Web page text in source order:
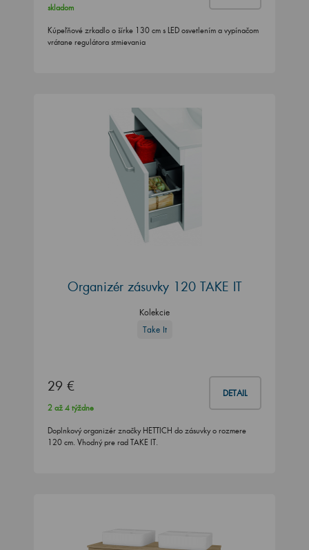
skladom
Kúpeľňové zrkadlo o šírke 130 cm s LED osvetlením a vypínačom
vrátane regulátora stmievania
Organizér zásuvky 120 TAKE IT
Kolekcie
Take It
29 € DETAIL
2 až 4 týždne
Doplnkový organizér značky HETTICH do zásuvky o rozmere
120 cm. Vhodný pre rad TAKE IT.